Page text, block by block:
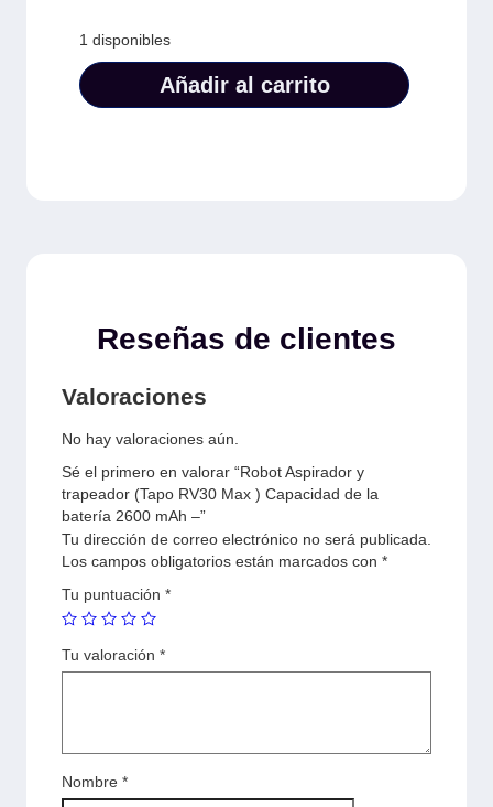
1 disponibles
Añadir al carrito
Reseñas de clientes
Valoraciones
No hay valoraciones aún.
Sé el primero en valorar “Robot Aspirador y
trapeador (Tapo RV30 Max ) Capacidad de la
batería 2600 mAh –”
Tu dirección de correo electrónico no será publicada.
Los campos obligatorios están marcados con *
Tu puntuación *
Tu valoración *
Nombre *